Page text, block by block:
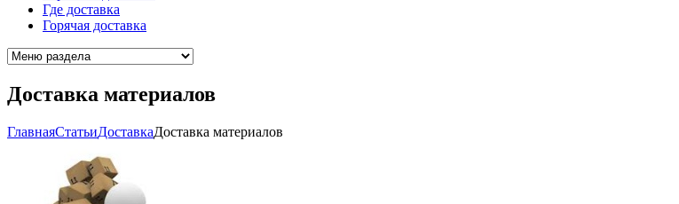
Где доставка
Горячая доставка
Доставка материалов
ГлавнаяCтатьиДоставкаДоставка материалов